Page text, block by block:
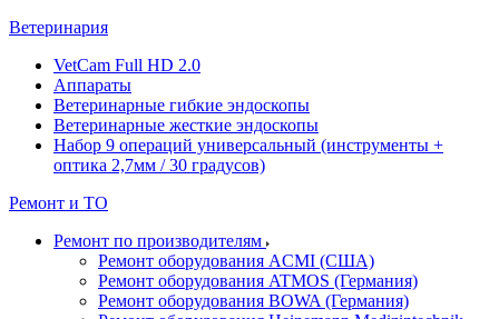
Ветеринария
VetCam Full HD 2.0
Аппараты
Ветеринарные гибкие эндоскопы
Ветеринарные жесткие эндоскопы
Набор 9 операций универсальный (инструменты +
оптика 2,7мм / 30 градусов)
Ремонт и ТО
Ремонт по производителям
Ремонт оборудования ACMI (США)
Ремонт оборудования ATMOS (Германия)
Ремонт оборудования BOWA (Германия)